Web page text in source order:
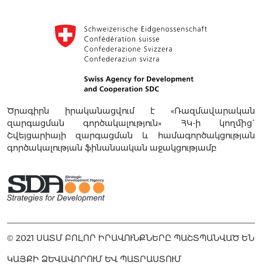
Ծրագիրն իրականացվում է «Ռազմավարական
զարգացման գործակալություն» ՀԿ-ի կողմից`
Շվեյցարիայի զարգացման և համագործակցության
գործակալության ֆինանսական աջակցությամբ
© 2021 ՍԱՏՄ ԲՈԼՈՐ ԻՐԱՎՈՒՆՔՆԵՐԸ ՊԱՇՏՊԱՆՎԱԾ ԵՆ
ԿԱՅՔԻ ՁԵՎԱՎՈՐՈՒՄ ԵՎ ՊԱՏՐԱՍՏՈՒՄ